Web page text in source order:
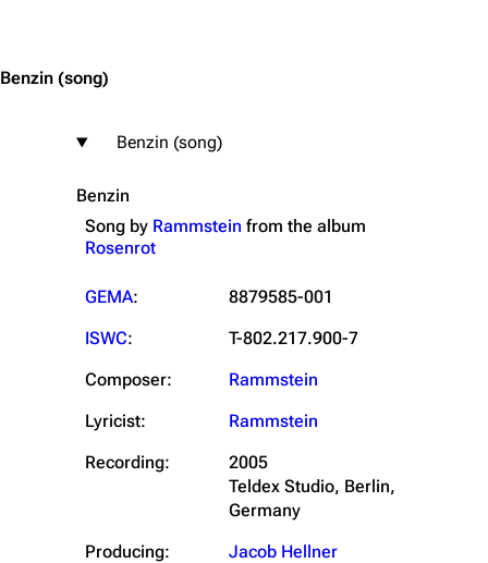
Benzin (song)
Benzin (song)
Benzin
Song by Rammstein from the album
Rosenrot
GEMA:
8879585-001
ISWC:
T-802.217.900-7
Composer:
Rammstein
Lyricist:
Rammstein
Recording:
2005
Teldex Studio, Berlin,
Germany
Producing:
Jacob Hellner